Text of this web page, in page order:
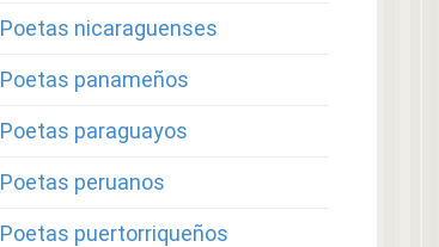
Poetas nicaraguenses
Poetas panameños
Poetas paraguayos
Poetas peruanos
Poetas puertorriqueños